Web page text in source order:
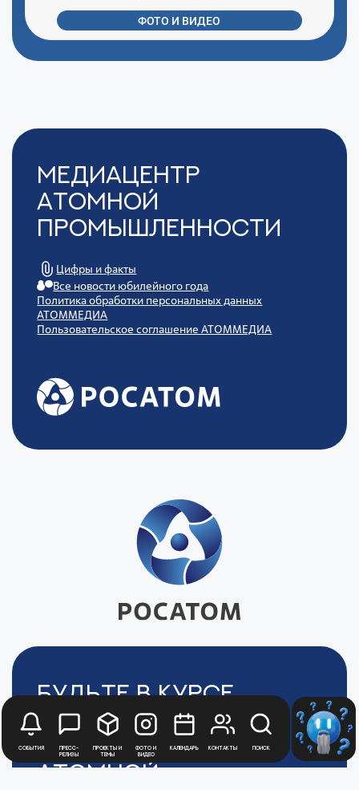
События
Пресс-
релизы
Проекты и
темы
Фото и
видео
Календарь Контакты Поиск
ФОТО И ВИДЕО
Медиацентр
Атомной
Промышленности
Цифры и факты
Все новости юбилейного года
Политика обработки персональных данных
АТОММЕДИА
Пользовательское соглашение АТОММЕДИА
Будьте в курсе
новостей
Медиацентра
Атомной